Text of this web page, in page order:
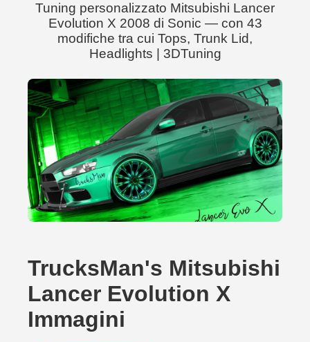
Tuning personalizzato Mitsubishi Lancer
Evolution X 2008 di Sonic — con 43
modifiche tra cui Tops, Trunk Lid,
Headlights | 3DTuning
TrucksMan's Mitsubishi
Lancer Evolution X
Immagini